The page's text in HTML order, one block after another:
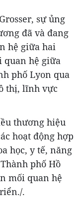
sự ủng
đã và đang
hệ giữa hai
quan hệ giữa
phố Lyon qua
thị, lĩnh vực
thương hiệu
hoạt động hợp
học, y tế, năng
phố Hồ
mối quan hệ
.